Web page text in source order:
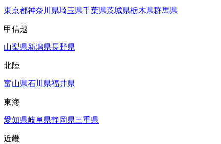
東京都神奈川県埼玉県千葉県茨城県栃木県群馬県
甲信越
山梨県新潟県長野県
北陸
富山県石川県福井県
東海
愛知県岐阜県静岡県三重県
近畿